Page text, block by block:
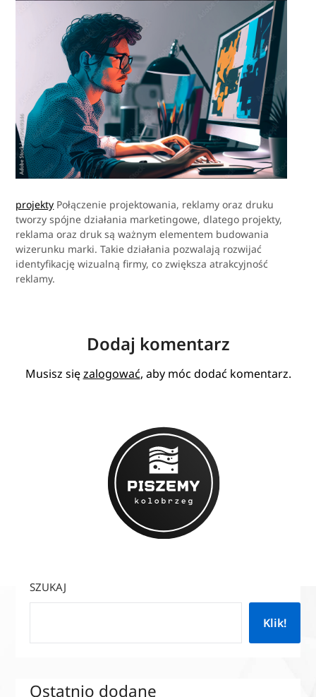
projekty Połączenie projektowania, reklamy oraz druku
tworzy spójne działania marketingowe, dlatego projekty,
reklama oraz druk są ważnym elementem budowania
wizerunku marki. Takie działania pozwalają rozwijać
identyfikację wizualną firmy, co zwiększa atrakcyjność
reklamy.
Dodaj komentarz
Musisz sięzalogować, aby móc dodać komentarz.
SZUKAJ
Klik!
Ostatnio dodane